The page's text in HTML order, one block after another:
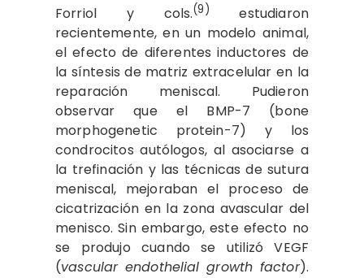
Forriol y cols.(9)
estudiaron
recientemente, en un modelo animal,
el efecto de diferentes inductores de
la síntesis de matriz extracelular en la
reparación meniscal. Pudieron
observar que el BMP-7 (bone
morphogenetic protein-7) y los
condrocitos autólogos, al asociarse a
la trefinación y las técnicas de sutura
meniscal, mejoraban el proceso de
cicatrización en la zona avascular del
menisco. Sin embargo, este efecto no
se produjo cuando se utilizó VEGF
(vascular endothelial growth factor).